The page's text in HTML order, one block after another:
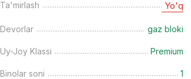
Ta'mirlash Yo'q
Devorlar gaz bloki
Uy-Joy Klassi Premium
Binolar soni 1